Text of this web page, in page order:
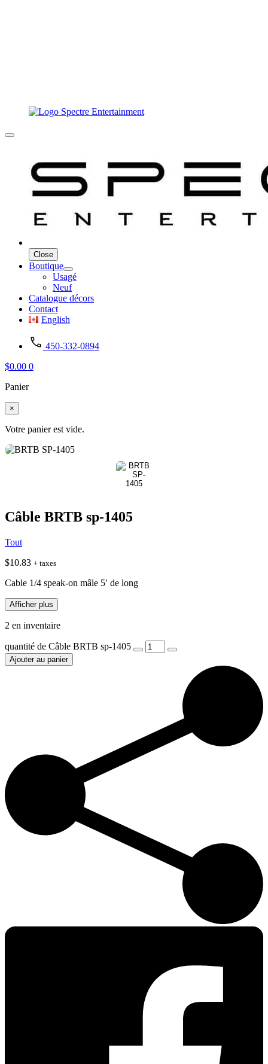
Close
Boutique
Usagé
Neuf
Catalogue décors
Contact
English
450-332-0894
$0.00 0
Panier
×
Votre panier est vide.
Câble BRTB sp-1405
Tout
$10.83 + taxes
Cable 1/4 speak-on mâle 5′ de long
Afficher plus
2 en inventaire
quantité de Câble BRTB sp-1405
Ajouter au panier